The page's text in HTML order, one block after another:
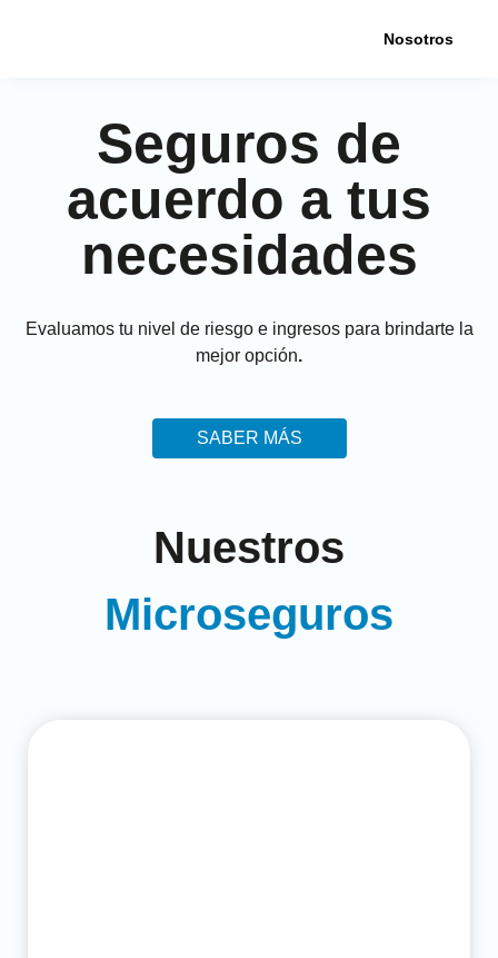
Nosotros
Seguros de
acuerdo a tus
necesidades
Evaluamos tu nivel de riesgo e ingresos para brindarte la
mejor opción.
SABER MÁS
Nuestros
Microseguros